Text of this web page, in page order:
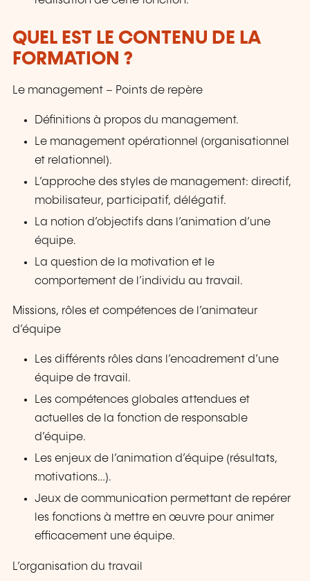
QUEL EST LE CONTENU DE LA
FORMATION ?
Le management – Points de repère
Définitions à propos du management.
Le management opérationnel (organisationnel
et relationnel).
L’approche des styles de management: directif,
mobilisateur, participatif, délégatif.
La notion d’objectifs dans l’animation d’une
équipe.
La question de la motivation et le
comportement de l’individu au travail.
Missions, rôles et compétences de l’animateur
d’équipe
Les différents rôles dans l’encadrement d’une
équipe de travail.
Les compétences globales attendues et
actuelles de la fonction de responsable
d’équipe.
Les enjeux de l’animation d’équipe (résultats,
motivations…).
Jeux de communication permettant de repérer
les fonctions à mettre en œuvre pour animer
efficacement une équipe.
L’organisation du travail